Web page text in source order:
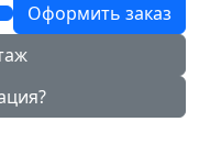
Оформить заказ